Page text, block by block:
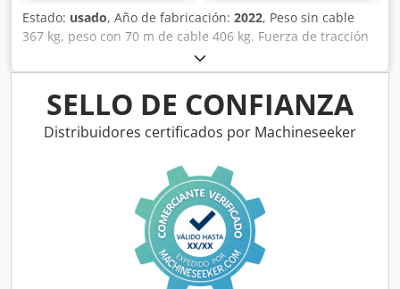
Estado: usado, Año de fabricación: 2022, Peso sin cable
367 kg, peso con 70 m de cable 406 kg. Fuerza de tracción
en la capa superior: 22,05 kN. Presión de trabajo: 150 bar.
Resistencia mínima a la rotura del cable: 90 kN. Acople
categoría I/II. Premium 1,5 m. Cable: 70 m / 10 mm
compactado 6 F-V. Ancho de hoja: 1,5 m. Fuerza de
tracción: 4,5 t (toneladas) clase media. Chedjucqgcspfx
SELLO DE CONFIANZA
Distribuidores certificados por Machineseeker